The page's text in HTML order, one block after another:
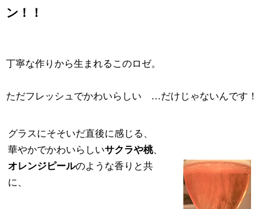
ン！！
丁寧な作りから生まれるこのロゼ。
ただフレッシュでかわいらしい …だけじゃないんです！
グラスにそそいだ直後に感じる、
華やかでかわいらしいサクラや桃、
オレンジピールのような香りと共
に、